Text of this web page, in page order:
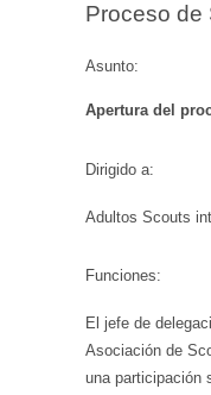
Proceso de
Asunto:
Apertura del
Dirigido a:
Adultos Scouts
Funciones:
El jefe de
Asociación de
una participación